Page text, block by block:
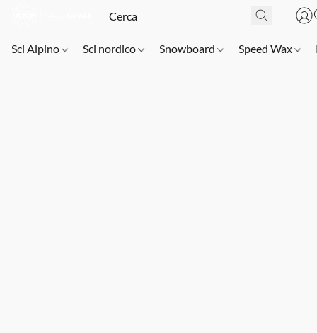
Sci Alpino Sci nordico Snowboard Speed Wax